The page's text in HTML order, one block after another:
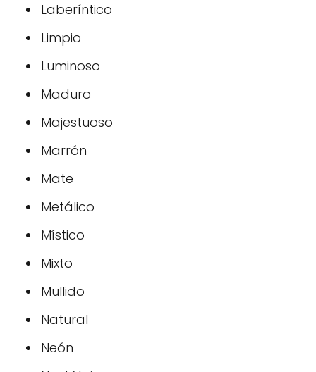
Laberíntico
Limpio
Luminoso
Maduro
Majestuoso
Marrón
Mate
Metálico
Místico
Mixto
Mullido
Natural
Neón